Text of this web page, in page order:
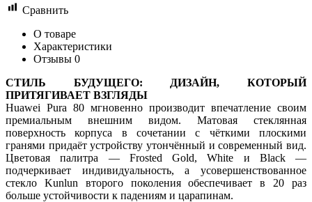
Сравнить
О товаре
Характеристики
Отзывы 0
СТИЛЬ БУДУЩЕГО: ДИЗАЙН, КОТОРЫЙ
ПРИТЯГИВАЕТ ВЗГЛЯДЫ
Huawei Pura 80 мгновенно производит впечатление своим
премиальным внешним видом. Матовая стеклянная
поверхность корпуса в сочетании с чёткими плоскими
гранями придаёт устройству утончённый и современный вид.
Цветовая палитра — Frosted Gold, White и Black —
подчеркивает индивидуальность, а усовершенствованное
стекло Kunlun второго поколения обеспечивает в 20 раз
больше устойчивости к падениям и царапинам.